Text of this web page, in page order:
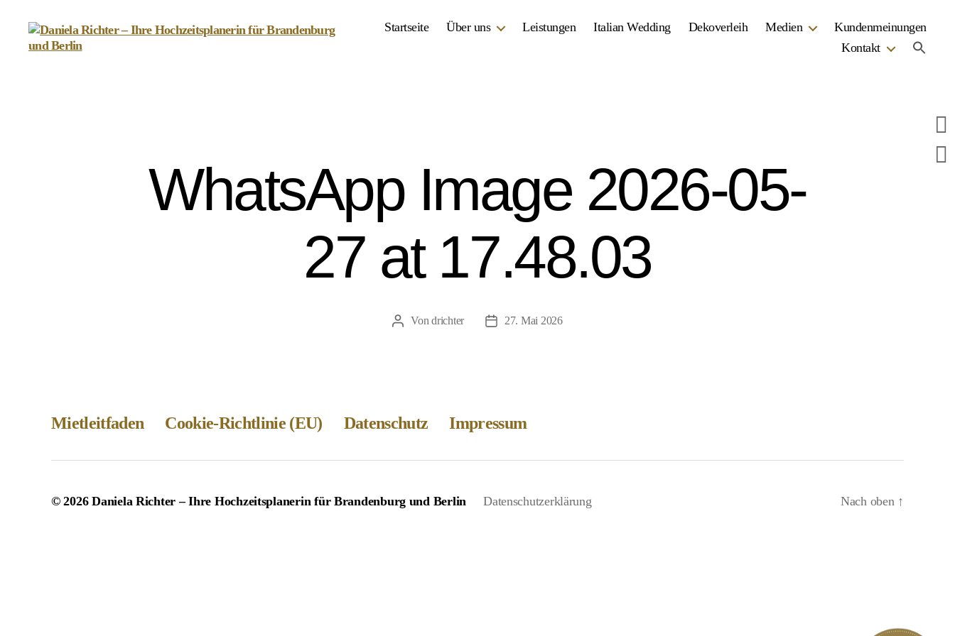
Startseite Über uns Leistungen Italian Wedding Dekoverleih Medien
Kundenmeinungen
Kontakt
WhatsApp Image 2026-05-
27 at 17.48.03
Beitragsautor
Vondrichter Veröffentlichungsdatum
27. Mai 2026
Mietleitfaden Cookie-Richtlinie (EU) Datenschutz Impressum
© 2026Daniela Richter – Ihre Hochzeitsplanerin für Brandenburg und Berlin Datenschutzerklärung Nach oben ↑